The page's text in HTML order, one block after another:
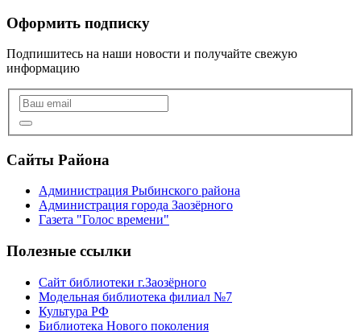
Оформить подписку
Подпишитесь на наши новости и получайте свежую
информацию
Сайты Района
Администрация Рыбинского района
Администрация города Заозёрного
Газета "Голос времени"
Полезные ссылки
Сайт библиотеки г.Заозёрного
Модельная библиотека филиал №7
Культура РФ
Библиотека Нового поколения